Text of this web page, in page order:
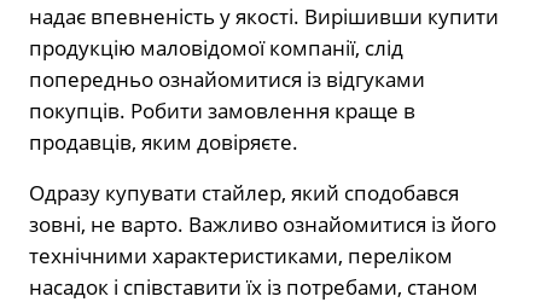
надає впевненість у якості. Вирішивши купити
продукцію маловідомої компанії, слід
попередньо ознайомитися із відгуками
покупців. Робити замовлення краще в
продавців, яким довіряєте.
Одразу купувати стайлер, який сподобався
зовні, не варто. Важливо ознайомитися із його
технічними характеристиками, переліком
насадок і співставити їх із потребами, станом